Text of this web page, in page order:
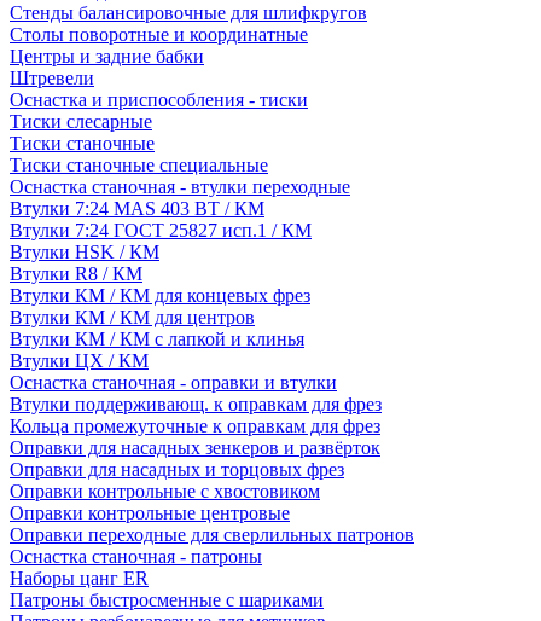
Стенды балансировочные для шлифкругов
Столы поворотные и координатные
Центры и задние бабки
Штревели
Оснастка и приспособления - тиски
Тиски слесарные
Тиски станочные
Тиски станочные специальные
Оснастка станочная - втулки переходные
Втулки 7:24 MAS 403 BT / КМ
Втулки 7:24 ГОСТ 25827 исп.1 / КМ
Втулки HSK / КМ
Втулки R8 / КМ
Втулки КМ / КМ для концевых фрез
Втулки КМ / КМ для центров
Втулки КМ / КМ с лапкой и клинья
Втулки ЦХ / КМ
Оснастка станочная - оправки и втулки
Втулки поддерживающ. к оправкам для фрез
Кольца промежуточные к оправкам для фрез
Оправки для насадных зенкеров и развёрток
Оправки для насадных и торцовых фрез
Оправки контрольные с хвостовиком
Оправки контрольные центровые
Оправки переходные для сверлильных патронов
Оснастка станочная - патроны
Наборы цанг ER
Патроны быстросменные с шариками